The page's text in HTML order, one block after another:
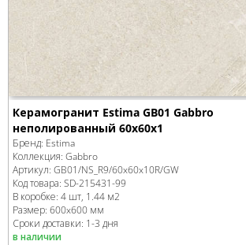
Керамогранит Estima GB01 Gabbro
неполированный 60x60x1
Бренд: Estima
Коллекция: Gabbro
Артикул: GB01/NS_R9/60x60x10R/GW
Код товара: SD-215431-99
В коробке: 4 шт, 1.44 м2
Размер: 600x600 мм
Сроки доставки: 1-3 дня
в наличии